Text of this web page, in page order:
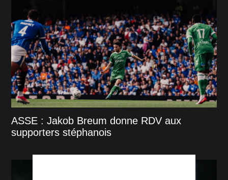
ASSE : Jakob Breum donne RDV aux
supporters stéphanois